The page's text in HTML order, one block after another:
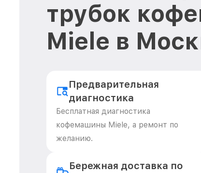
трубок
Miele в
Предварительная
диагностика
Бесплатная диагностика
кофемашины Miele, а ремонт по
желанию.
Бережная доставка по